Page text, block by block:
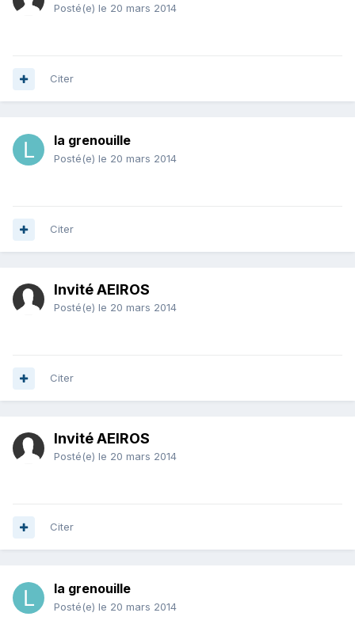
Posté(e) le 20 mars 2014
Citer
la grenouille
Posté(e) le 20 mars 2014
Citer
Invité AEIROS
Posté(e) le 20 mars 2014
Citer
Invité AEIROS
Posté(e) le 20 mars 2014
Citer
la grenouille
Posté(e) le 20 mars 2014